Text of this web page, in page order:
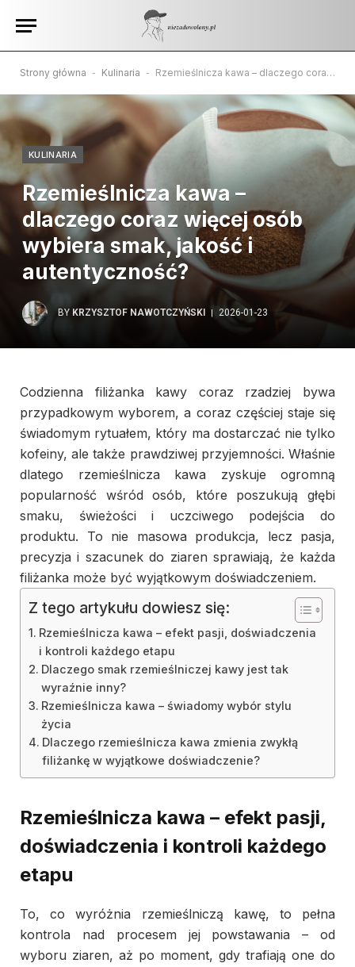
Strony główna - Kulinaria - Rzemieślnicza kawa – dlaczego coraz więcej osób wybiera smak, jakość i autentyczność?
KULINARIA
Rzemieślnicza kawa –
dlaczego coraz więcej osób
wybiera smak, jakość i
autentyczność?
BY KRZYSZTOF NAWOTCZYŃSKI 2026-01-23
Codzienna filiżanka kawy coraz rzadziej bywa
przypadkowym wyborem, a coraz częściej staje się
świadomym rytuałem, który ma dostarczać nie tylko
kofeiny, ale także prawdziwej przyjemności. Właśnie
dlatego rzemieślnicza kawa zyskuje ogromną
popularność wśród osób, które poszukują głębi
smaku, świeżości i uczciwego podejścia do
produktu. To nie masowa produkcja, lecz pasja,
precyzja i szacunek do ziaren sprawiają, że każda
filiżanka może być wyjątkowym doświadczeniem.
Z tego artykułu dowiesz się:
Rzemieślnicza kawa – efekt pasji, doświadczenia
i kontroli każdego etapu
Dlaczego smak rzemieślniczej kawy jest tak
wyraźnie inny?
Rzemieślnicza kawa – świadomy wybór stylu
życia
Dlaczego rzemieślnicza kawa zmienia zwykłą
filiżankę w wyjątkowe doświadczenie?
Rzemieślnicza kawa – efekt pasji,
doświadczenia i kontroli każdego
etapu
To, co wyróżnia rzemieślniczą kawę, to pełna
kontrola nad procesem jej powstawania – od
wyboru ziaren, aż po moment, gdy trafiają one do